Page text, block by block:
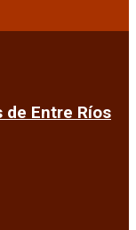
de Entre Ríos